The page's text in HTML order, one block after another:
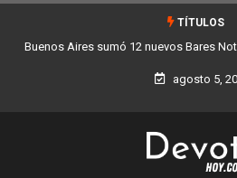
TÍTULOS
toda la Los stands móviles de la
agosto 5,